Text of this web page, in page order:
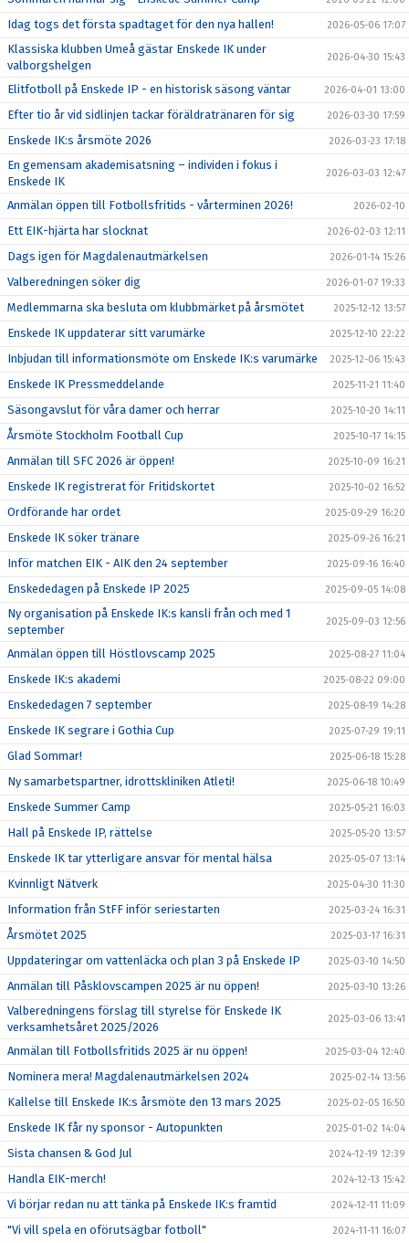
Idag togs det första spadtaget för den nya hallen! 2026-05-06 17:07
Klassiska klubben Umeå gästar Enskede IK under
valborgshelgen
2026-04-30 15:43
Elitfotboll på Enskede IP - en historisk säsong väntar 2026-04-01 13:00
Efter tio år vid sidlinjen tackar föräldratränaren för sig 2026-03-30 17:59
Enskede IK:s årsmöte 2026 2026-03-23 17:18
En gemensam akademisatsning – individen i fokus i
Enskede IK
2026-03-03 12:47
Anmälan öppen till Fotbollsfritids - vårterminen 2026! 2026-02-10
Ett EIK-hjärta har slocknat 2026-02-03 12:11
Dags igen för Magdalenautmärkelsen 2026-01-14 15:26
Valberedningen söker dig 2026-01-07 19:33
Medlemmarna ska besluta om klubbmärket på årsmötet 2025-12-12 13:57
Enskede IK uppdaterar sitt varumärke 2025-12-10 22:22
Inbjudan till informationsmöte om Enskede IK:s varumärke 2025-12-06 15:43
Enskede IK Pressmeddelande 2025-11-21 11:40
Säsongavslut för våra damer och herrar 2025-10-20 14:11
Årsmöte Stockholm Football Cup 2025-10-17 14:15
Anmälan till SFC 2026 är öppen! 2025-10-09 16:21
Enskede IK registrerat för Fritidskortet 2025-10-02 16:52
Ordförande har ordet 2025-09-29 16:20
Enskede IK söker tränare 2025-09-26 16:21
Inför matchen EIK - AIK den 24 september 2025-09-16 16:40
Enskededagen på Enskede IP 2025 2025-09-05 14:08
Ny organisation på Enskede IK:s kansli från och med 1
september
2025-09-03 12:56
Anmälan öppen till Höstlovscamp 2025 2025-08-27 11:04
Enskede IK:s akademi 2025-08-22 09:00
Enskededagen 7 september 2025-08-19 14:28
Enskede IK segrare i Gothia Cup 2025-07-29 19:11
Glad Sommar! 2025-06-18 15:28
Ny samarbetspartner, idrottskliniken Atleti! 2025-06-18 10:49
Enskede Summer Camp 2025-05-21 16:03
Hall på Enskede IP, rättelse 2025-05-20 13:57
Enskede IK tar ytterligare ansvar för mental hälsa 2025-05-07 13:14
Kvinnligt Nätverk 2025-04-30 11:30
Information från StFF inför seriestarten 2025-03-24 16:31
Årsmötet 2025 2025-03-17 16:31
Uppdateringar om vattenläcka och plan 3 på Enskede IP 2025-03-10 14:50
Anmälan till Påsklovscampen 2025 är nu öppen! 2025-03-10 13:26
Valberedningens förslag till styrelse för Enskede IK
verksamhetsåret 2025/2026
2025-03-06 13:41
Anmälan till Fotbollsfritids 2025 är nu öppen! 2025-03-04 12:40
Nominera mera! Magdalenautmärkelsen 2024 2025-02-14 13:56
Kallelse till Enskede IK:s årsmöte den 13 mars 2025 2025-02-05 16:50
Enskede IK får ny sponsor - Autopunkten 2025-01-02 14:04
Sista chansen & God Jul 2024-12-19 12:39
Handla EIK-merch! 2024-12-13 15:42
Vi börjar redan nu att tänka på Enskede IK:s framtid 2024-12-11 11:09
"Vi vill spela en oförutsägbar fotboll" 2024-11-11 16:07